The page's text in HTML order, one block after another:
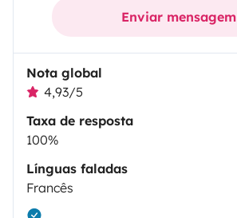
Enviar mensagem
Nota global
4,93/5
Taxa de resposta
100%
Línguas faladas
Francês